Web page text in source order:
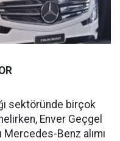
sektöründe birçok
Enver Geçgel
Benz alımı